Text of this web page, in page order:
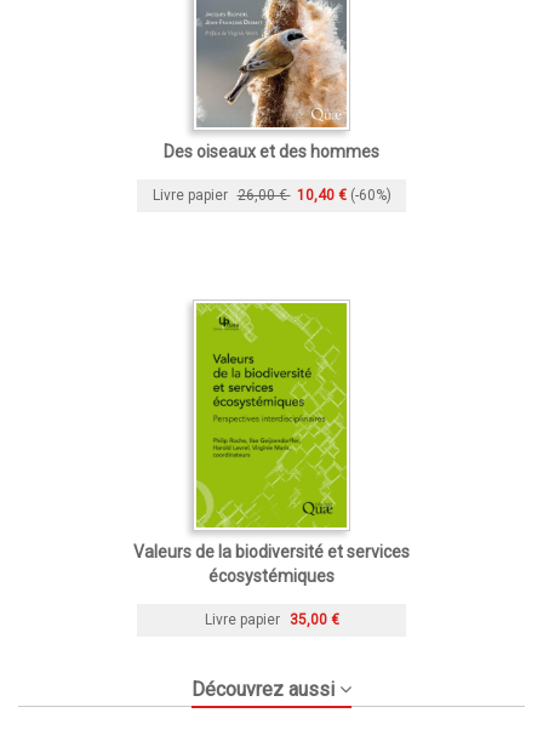
Des oiseaux et des hommes
Livre papier 26,00 € 10,40 € (-60%)
Valeurs de la biodiversité et services
écosystémiques
Livre papier 35,00 €
Découvrez aussi